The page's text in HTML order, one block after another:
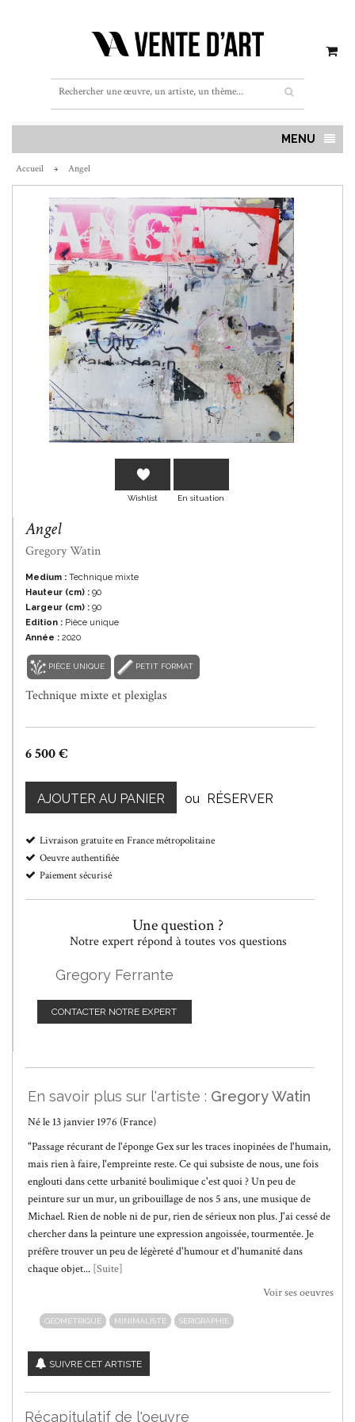
MENU
En savoir plus
Accueil Angel
Wishlist En situation
Angel
Gregory Watin
Medium : Technique mixte
Hauteur (cm) : 90
Largeur (cm) : 90
Edition : Pièce unique
Année : 2020
PIÈCE UNIQUE PETIT FORMAT
Technique mixte et plexiglas
6 500 €
AJOUTER AU PANIER ou RÉSERVER
Livraison gratuite en France métropolitaine
Oeuvre authentifiée
Paiement sécurisé
Une question ?
Notre expert répond à toutes vos questions
Gregory Ferrante
CONTACTER NOTRE EXPERT
En savoir plus sur l'artiste : Gregory Watin
Né le 13 janvier 1976 (France)
"Passage récurant de l'éponge Gex sur les traces inopinées de l'humain,
mais rien à faire, l'empreinte reste. Ce qui subsiste de nous, une fois
englouti dans cette urbanité boulimique c'est quoi ? Un peu de
peinture sur un mur, un gribouillage de nos 5 ans, une musique de
Michael. Rien de noble ni de pur, rien de sérieux non plus. J'ai cessé de
chercher dans la peinture une expression angoissée, tourmentée. Je
préfère trouver un peu de légèreté d'humour et d'humanité dans
chaque objet... [Suite]
Voir ses oeuvres
GEOMETRIQUE MINIMALISTE SÉRIGRAPHIE
SUIVRE CET ARTISTE
Récapitulatif de l'oeuvre